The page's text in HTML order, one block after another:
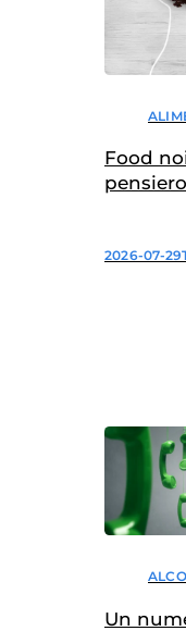
Food
2026-07-
Un